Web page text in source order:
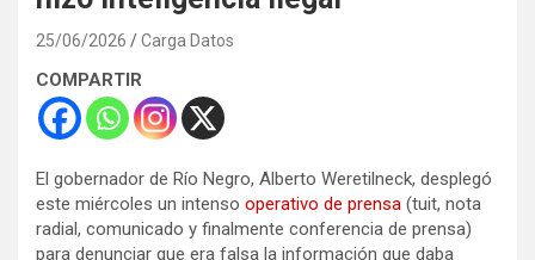
25/06/2026 Carga Datos
COMPARTIR
El gobernador de Río Negro, Alberto Weretilneck, desplegó
este miércoles un intenso operativo de prensa (tuit, nota
radial, comunicado y finalmente conferencia de prensa)
para denunciar que era falsa la información que daba